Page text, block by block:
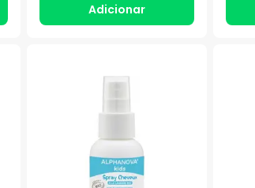
Adicionar